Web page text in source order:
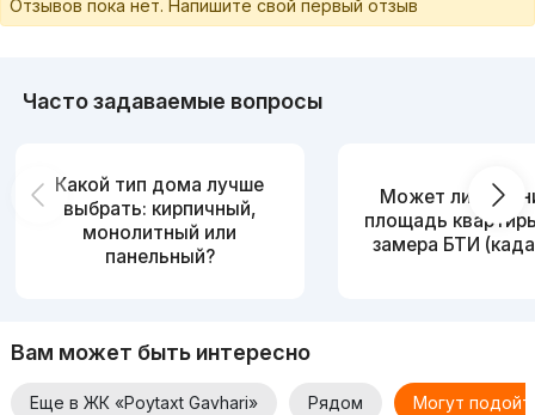
Отзывов пока нет. Напишите свой первый отзыв
Часто задаваемые вопросы
Какой тип дома лучше
выбрать: кирпичный,
монолитный или
панельный?
Может ли
площадь
замера БТИ
Вам может быть интересно
Еще в ЖК «Poytaxt Gavhari» Рядом Могут